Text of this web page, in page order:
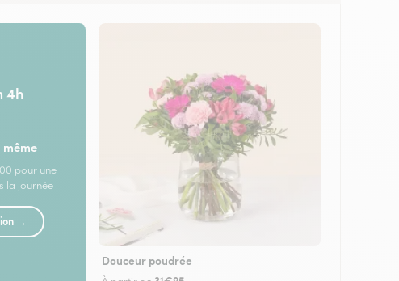
4h
pour une
la journée
→
Douceur poudrée